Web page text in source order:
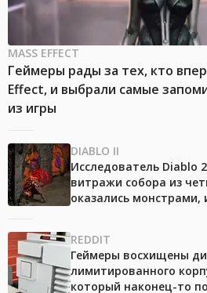
MASS EFFECT
Геймеры рады за тех, кто
Effect, и выбрали самые
из игры
DIABLO II
Исследователь Diablo
витражи собора из
оказались
REDDIT
Геймеры восхищены
лимитированного
который наконец-то